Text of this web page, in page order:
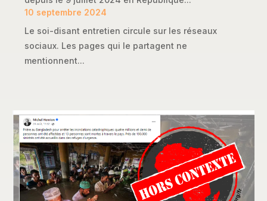
10 septembre 2024
Le soi-disant entretien circule sur les réseaux
sociaux. Les pages qui le partagent ne
mentionnent...